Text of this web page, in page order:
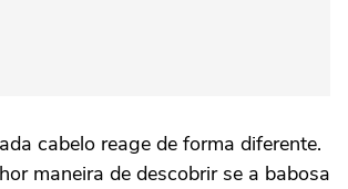
cabelo reage de forma diferente.
maneira de descobrir se a babosa